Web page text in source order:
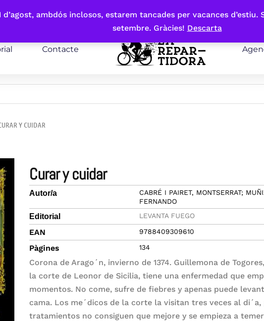
ambdós inclosos, estarem tancades per vacances
setembre. Gràcies! Descarta
Contacte
Y CUIDAR
curar y cuidar
Autor/a
CABRÉ I PAIRET, MONTSERRAT;
FERNANDO
Editorial LEVANTA FUEGO
EAN 9788409309610
Pàgines 134
Corona de Arago´n, invierno de 1374. Guillemona de
la corte de Leonor de Sicilia, tiene una enfermedad que
momentos. No come, sufre de fiebres y apenas puede
cama. Los me´dicos de la corte la visitan tres veces al di´a,
tratamientos no consiguen que mejore y se empieza a